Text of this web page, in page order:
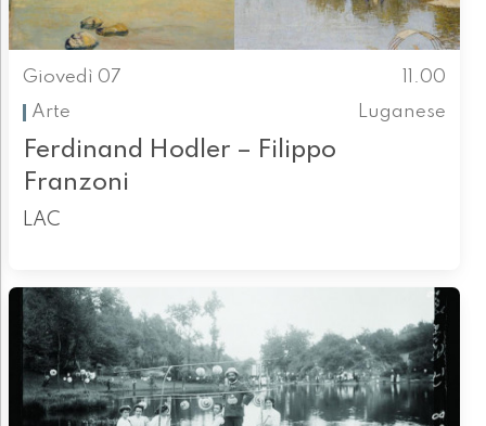
Giovedì 07
11.00
Arte
Luganese
Ferdinand Hodler – Filippo
Franzoni
LAC